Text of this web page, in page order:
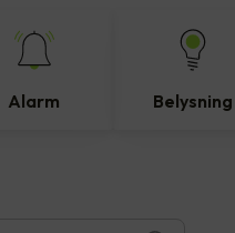
Alarm Belysning